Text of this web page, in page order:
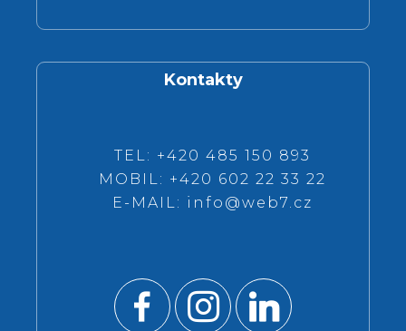
Kontakty
TEL: +420 485 150 893
MOBIL: +420 602 22 33 22
E-MAIL: info@web7.cz